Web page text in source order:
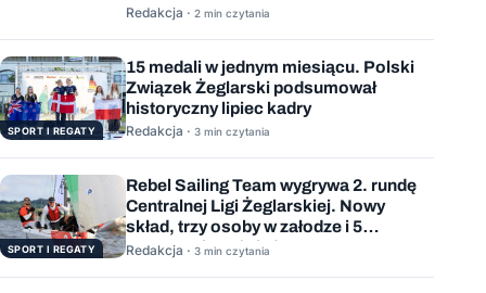
Redakcja · 2 min czytania
SPORT I REGATY
15 medali w jednym miesiącu. Polski
Związek Żeglarski podsumował
historyczny lipiec kadry
Redakcja · 3 min czytania
SPORT I REGATY
Rebel Sailing Team wygrywa 2. rundę
Centralnej Ligi Żeglarskiej. Nowy
skład, trzy osoby w załodze i 5
wygranych wyścigów
Redakcja · 3 min czytania